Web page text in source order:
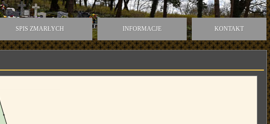
SPIS ZMARŁYCH INFORMACJE KONTAKT